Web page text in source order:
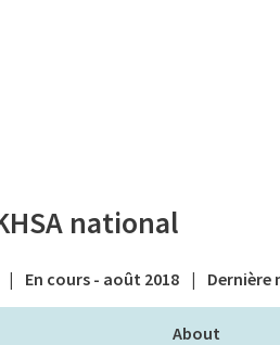
-
national
| En cours - août 2018 | Dernière
About